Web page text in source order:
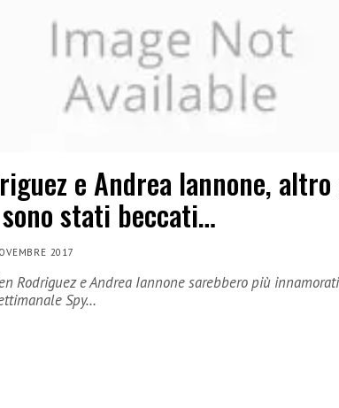
e Andrea Iannone,
sono stati beccati…
2017
Rodriguez e Andrea Iannone sarebbero più
Spy…